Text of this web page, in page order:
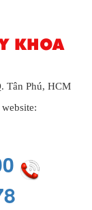
KHOA
Tân Phú, HCM